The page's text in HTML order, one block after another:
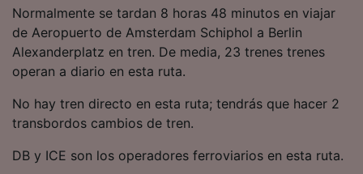
Normalmente se tardan 8 horas 48 minutos en viajar
de Aeropuerto de Amsterdam Schiphol a Berlin
Alexanderplatz en tren. De media, 23 trenes trenes
operan a diario en esta ruta.
No hay tren directo en esta ruta; tendrás que hacer 2
transbordos cambios de tren.
DB y ICE son los operadores ferroviarios en esta ruta.
publicidad y contenido, investigación de
audiencia y desarrollo de servicios.
Lista de asociados (proveedores)